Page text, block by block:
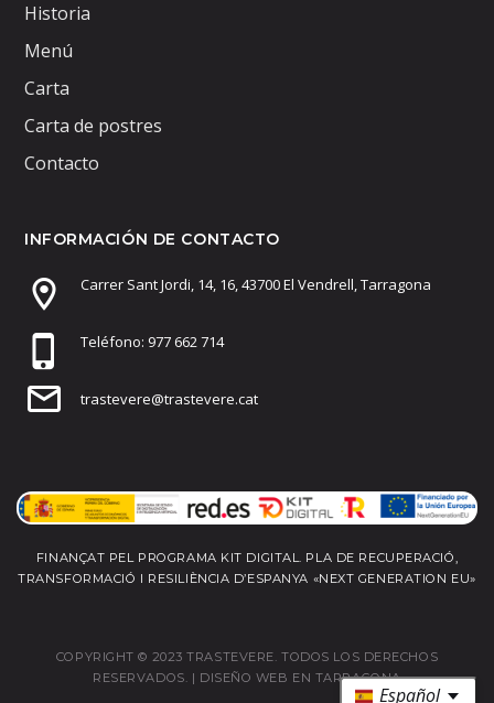
Español
Historia
Menú
Carta
Carta de postres
Contacto
INFORMACIÓN DE CONTACTO
Carrer Sant Jordi, 14, 16, 43700 El Vendrell, Tarragona
Teléfono: 977 662 714
trastevere@trastevere.cat
FINANÇAT PEL PROGRAMA KIT DIGITAL. PLA DE RECUPERACIÓ,
TRANSFORMACIÓ I RESILIÈNCIA D’ESPANYA «NEXT GENERATION EU»
COPYRIGHT © 2023 TRASTEVERE. TODOS LOS DERECHOS
RESERVADOS. | DISEÑO WEB EN TARRAGONA